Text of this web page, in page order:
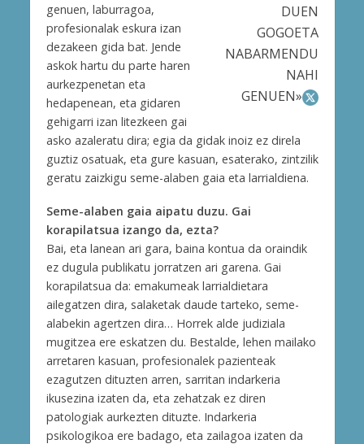
DUEN
GOGOETA
NABARMENDU
NAHI
GENUEN»
genuen, laburragoa,
profesionalak eskura izan
dezakeen gida bat. Jende
askok hartu du parte haren
aurkezpenetan eta
hedapenean, eta gidaren
gehigarri izan litezkeen gai
asko azaleratu dira; egia da gidak inoiz ez direla
guztiz osatuak, eta gure kasuan, esaterako, zintzilik
geratu zaizkigu seme-alaben gaia eta larrialdiena.
Seme-alaben gaia aipatu duzu. Gai
korapilatsua izango da, ezta?
Bai, eta lanean ari gara, baina kontua da oraindik
ez dugula publikatu jorratzen ari garena. Gai
korapilatsua da: emakumeak larrialdietara
ailegatzen dira, salaketak daude tarteko, seme-
alabekin agertzen dira… Horrek alde judiziala
mugitzea ere eskatzen du. Bestalde, lehen mailako
arretaren kasuan, profesionalek pazienteak
ezagutzen dituzten arren, sarritan indarkeria
ikusezina izaten da, eta zehatzak ez diren
patologiak aurkezten dituzte. Indarkeria
psikologikoa ere badago, eta zailagoa izaten da